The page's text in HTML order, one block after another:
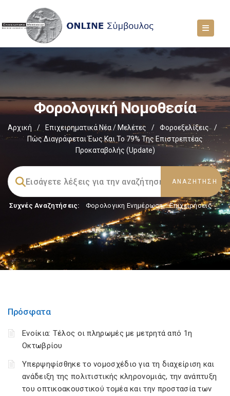
Φορολογική Νομοθεσία
Αρχική / Επιχειρηματικά Νέα / Μελέτες / Φοροεξελίξεις
/
Πώς Διαγράφεται Έως Και Το 79% Της Επιστρεπτέας
Προκαταβολής (update)
Συχνές Αναζητήσεις: Φορολογικη Ενημέρωση, Επιχειρήσεις
Πρόσφατα
Ενοίκια: Τέλος οι πληρωμές με μετρητά από 1η
Οκτωβρίου
Υπερψηφίσθηκε το νομοσχέδιο για τη διαχείριση και
ανάδειξη της πολιτιστικής κληρονομιάς, την ανάπτυξη
του οπτικοακουστικού τομέα και την προστασία των